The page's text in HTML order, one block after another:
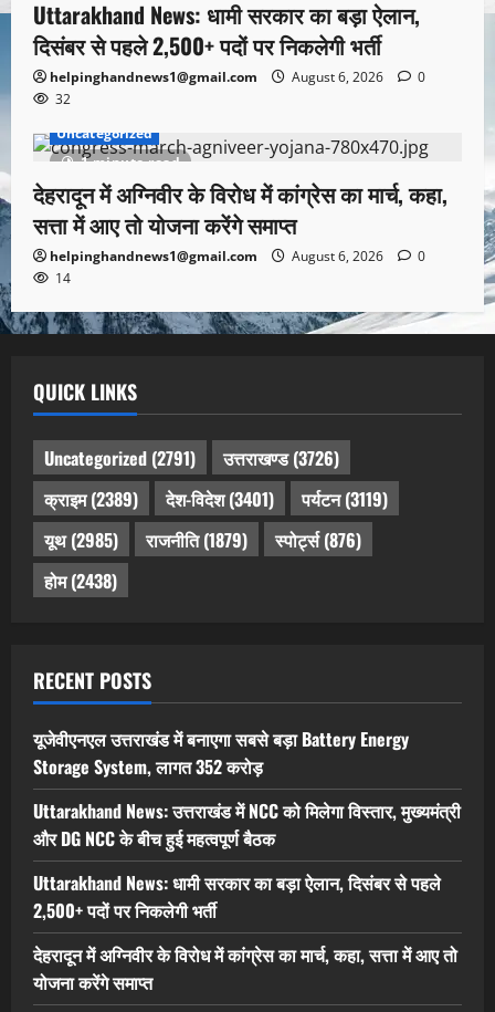
Uttarakhand News: धामी सरकार का बड़ा ऐलान,
दिसंबर से पहले 2,500+ पदों पर निकलेगी भर्ती
helpinghandnews1@gmail.com August 6, 2026
0
32
1 minute read
Uncategorized
देहरादून में अग्निवीर के विरोध में कांग्रेस का मार्च, कहा,
सत्ता में आए तो योजना करेंगे समाप्त
helpinghandnews1@gmail.com August 6, 2026
0
14
QUICK LINKS
Uncategorized (2791) उत्तराखण्ड(3726)
क्राइम(2389) देश-विदेश(3401) पर्यटन(3119)
यूथ(2985) राजनीति(1879) स्पोर्ट्स(876)
होम(2438)
RECENT POSTS
यूजेवीएनएल उत्तराखंड में बनाएगा सबसे बड़ा Battery Energy
Storage System, लागत 352 करोड़
Uttarakhand News: उत्तराखंड में NCC को मिलेगा विस्तार, मुख्यमंत्री
और DG NCC के बीच हुई महत्वपूर्ण बैठक
Uttarakhand News: धामी सरकार का बड़ा ऐलान, दिसंबर से पहले
2,500+ पदों पर निकलेगी भर्ती
देहरादून में अग्निवीर के विरोध में कांग्रेस का मार्च, कहा, सत्ता में आए तो
योजना करेंगे समाप्त